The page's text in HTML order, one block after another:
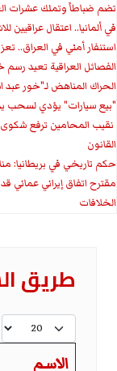
تضم ضباطاً وتملك عشرات
في ألمانيا.. اعتقال
استنفار أمني في العراق..
الفصائل العراقية تعيد رسم
الحراك المناهض لـ"خور
"بيع سيارات" يؤدي لسحب يد والتحقيق مع 3
نقيب المحامين ترفع
القانون
حكم تاريخي في بريطانيا:
مقترح اتفاق إيراني
الخلافات
طريق
عدد
الاسم